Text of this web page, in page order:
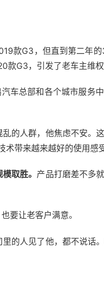
款G3，但直到第二年
款G3，引发了老车主维权
车总部和各个城市服务
的人群，他焦虑不安。
带来越来越好的使用感受
取胜。 产品打磨差不多
要让老客户满意。
的人见了他，都不说话